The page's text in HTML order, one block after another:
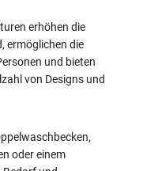
erhöhen die
ermöglichen die
und bieten
von Designs und
oder einem